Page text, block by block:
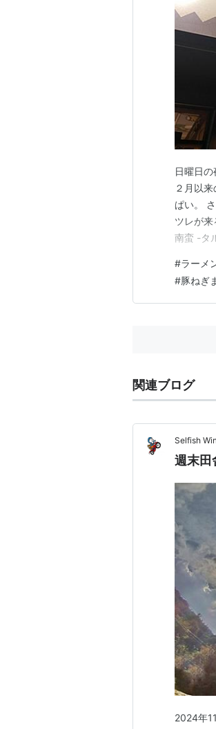
日曜日
２月以
ぱい。
ツレが
南蛮 -タ
リプリ
は「せ
#ラーメ
#豚ねぎ
関連ブログ
Selfish
週末田
2024年